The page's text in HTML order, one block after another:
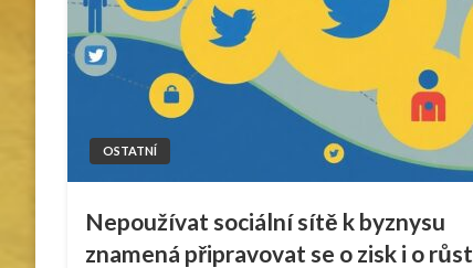
OSTATNÍ
Nepoužívat sociální sítě k byznysu
znamená připravovat se o zisk i o růst